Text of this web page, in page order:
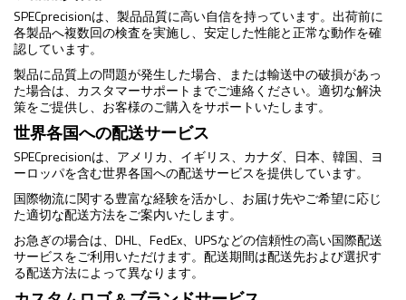
SPECprecisionは、製品品質に高い自信を持っています。出荷前に
各製品へ複数回の検査を実施し、安定した性能と正常な動作を確
認しています。
製品に品質上の問題が発生した場合、または輸送中の破損があっ
た場合は、カスタマーサポートまでご連絡ください。適切な解決
策をご提供し、お客様のご購入をサポートいたします。
世界各国への配送サービス
SPECprecisionは、アメリカ、イギリス、カナダ、日本、韓国、ヨ
ーロッパを含む世界各国への配送サービスを提供しています。
国際物流に関する豊富な経験を活かし、お届け先やご希望に応じ
た適切な配送方法をご案内いたします。
お急ぎの場合は、DHL、FedEx、UPSなどの信頼性の高い国際配送
サービスをご利用いただけます。配送期間は配送先および選択す
る配送方法によって異なります。